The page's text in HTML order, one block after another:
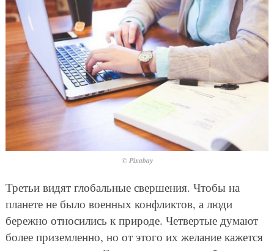
© Pixabay
Третьи видят глобальные свершения. Чтобы на
планете не было военных конфликтов, а люди
бережно относились к природе. Четвертые думают
более приземленно, но от этого их желание кажется